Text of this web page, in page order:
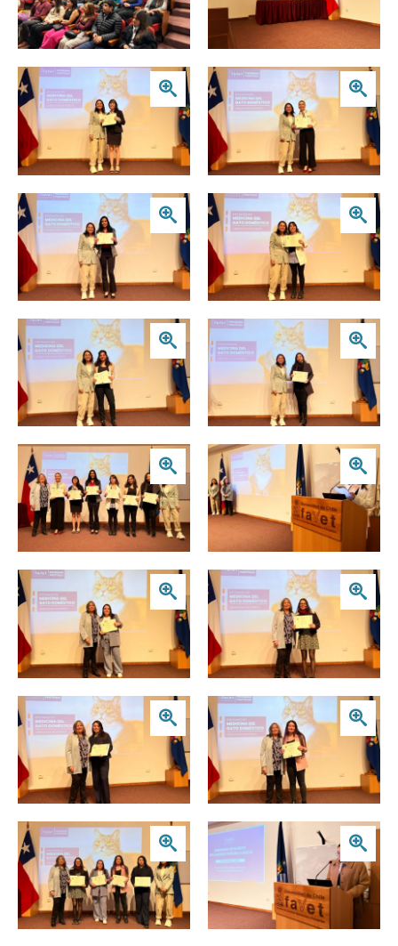
Zoom Zoom
Zoom Zoom
Zoom Zoom
Zoom Zoom
Zoom Zoom
Zoom Zoom
Zoom Zoom